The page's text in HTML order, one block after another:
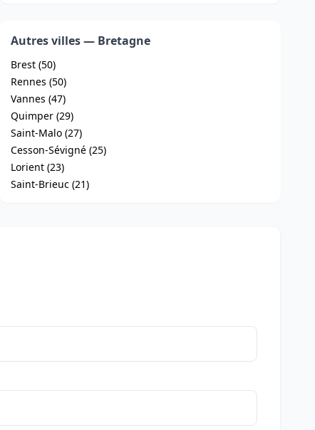
Autres villes — Bretagne
Brest (50)
Rennes (50)
Vannes (47)
Quimper (29)
Saint-Malo (27)
Cesson-Sévigné (25)
Lorient (23)
Saint-Brieuc (21)